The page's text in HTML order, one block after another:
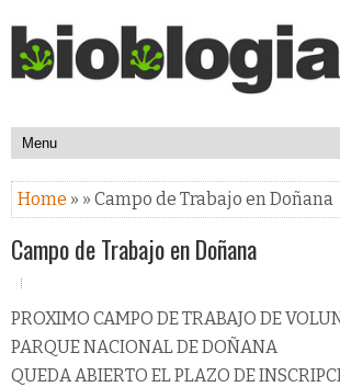
Home » » Campo de Trabajo en Doñana
Campo de Trabajo en Doñana
PROXIMO CAMPO DE TRABAJO DE
PARQUE NACIONAL DE DOÑANA
QUEDA ABIERTO EL PLAZO DE